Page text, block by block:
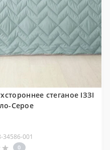
стеганое ІЗЗІ
Серое
34586-001
0